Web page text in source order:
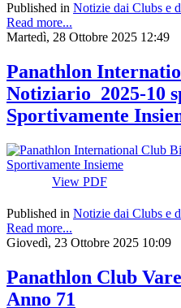
Published in Notizie dai Clubs e
Read more...
Martedì, 28 Ottobre 2025 12:49
Panathlon
Notiziario_2025-10
Sportivamente
View PDF
Published in Notizie dai Clubs e
Read more...
Giovedì, 23 Ottobre 2025 10:09
Panathlon Club
Anno 71